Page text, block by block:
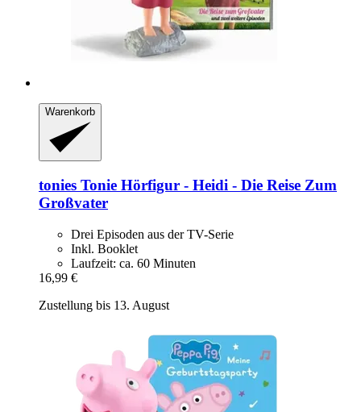
Warenkorb
tonies Tonie Hörfigur -​ Heidi -​ Die Reise Zum
Großvater
Drei Episoden aus der TV-Serie
Inkl. Booklet
Laufzeit: ca. 60 Minuten
16,99 €
Zustellung bis 13. August